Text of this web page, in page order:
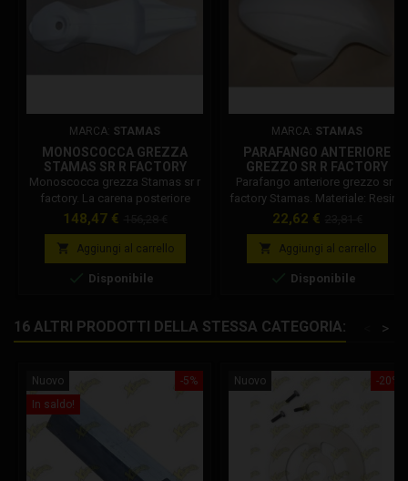
MARCA: STAMAS
MONOSCOCCA GREZZA
STAMAS SR R FACTORY
Monoscocca grezza Stamas sr r
factory. La carena posteriore
Stamas è composta in
serbatoio interno.
Prezzo
148,47 €
base
 Aggiungi al carrello
 Disponibile
MARCA: STAMAS
PARAFANGO ANTERIORE
GREZZO SR R FACTORY
STAMAS
Parafango anteriore grezzo sr r
factory Stamas. Materiale: Resina
Peso: 126g
Prezzo
22,62 €
base
 Aggiungi al carrello
 Disponibile
16 ALTRI PRODOTTI DELLA STESSA CATEGORIA: >
-5%
Nuovo
In saldo!
-20%
Nuovo